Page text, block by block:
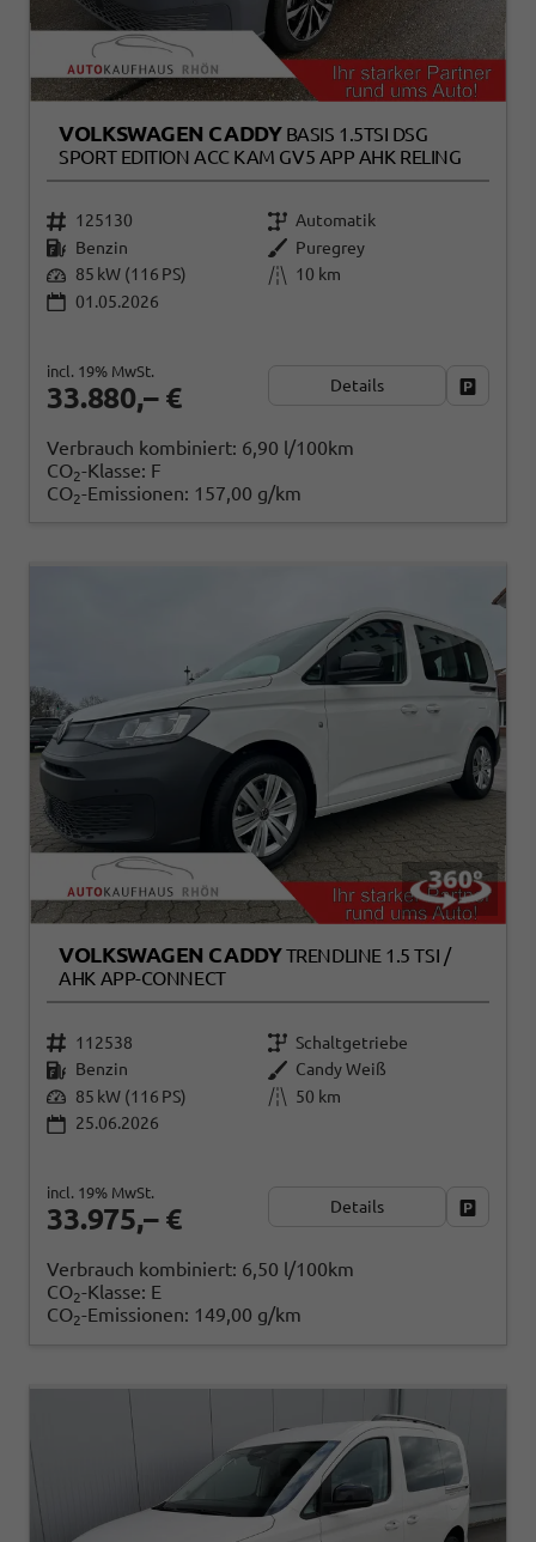
VOLKSWAGEN CADDY BASIS 1.5TSI DSG
SPORT EDITION ACC KAM GV5 APP AHK RELING
125130
Automatik
Benzin
Puregrey
85 kW (116 PS)
10 km
01.05.2026
33.880,– €
incl. 19% MwSt.
Details
Verbrauch kombiniert: 6,90 l/100km
CO2-Klasse: F
CO2-Emissionen: 157,00 g/km
VOLKSWAGEN CADDY TRENDLINE 1.5 TSI /
AHK APP-CONNECT
112538
Schaltgetriebe
Benzin
Candy Weiß
85 kW (116 PS)
50 km
25.06.2026
33.975,– €
incl. 19% MwSt.
Details
Verbrauch kombiniert: 6,50 l/100km
CO2-Klasse: E
CO2-Emissionen: 149,00 g/km